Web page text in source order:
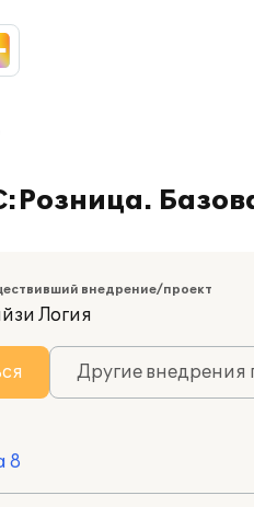
внедрение/проект
Логия
Другие внедрения
8